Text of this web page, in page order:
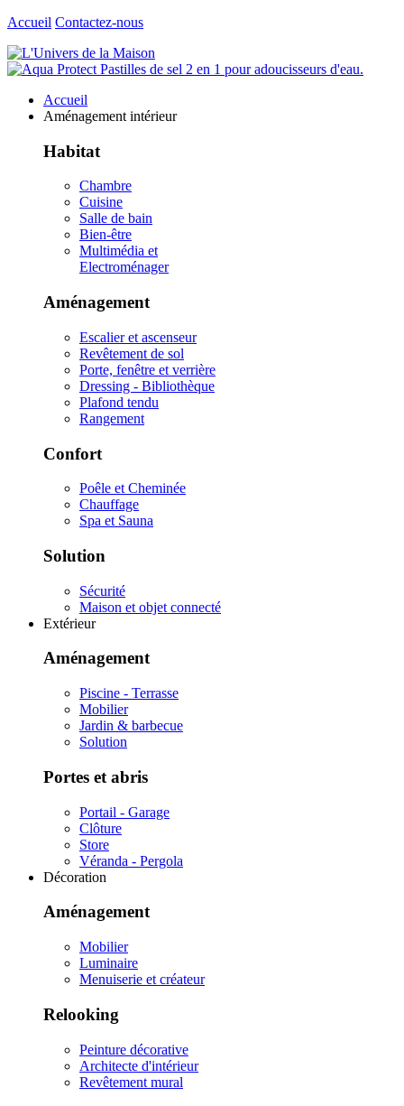
Accueil Contactez-nous
Accueil
Aménagement intérieur
Habitat
Chambre
Cuisine
Salle de bain
Bien-être
Multimédia et
Electroménager
Aménagement
Escalier et ascenseur
Revêtement de sol
Porte, fenêtre et verrière
Dressing - Bibliothèque
Plafond tendu
Rangement
Confort
Poêle et Cheminée
Chauffage
Spa et Sauna
Solution
Sécurité
Maison et objet connecté
Extérieur
Aménagement
Piscine - Terrasse
Mobilier
Jardin & barbecue
Solution
Portes et abris
Portail - Garage
Clôture
Store
Véranda - Pergola
Décoration
Aménagement
Mobilier
Luminaire
Menuiserie et créateur
Relooking
Peinture décorative
Architecte d'intérieur
Revêtement mural